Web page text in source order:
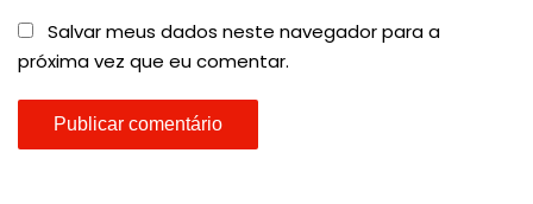
Salvar meus dados neste navegador para a
próxima vez que eu comentar.